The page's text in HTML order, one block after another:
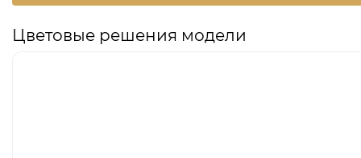
Цветовые решения модели